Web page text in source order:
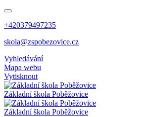
+420379497235
skola@zspobezovice.cz
Vyhledávání
Mapa webu
Vytisknout
Základní škola Poběžovice
Základní škola Poběžovice